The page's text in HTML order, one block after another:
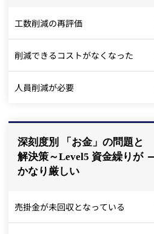
工数削減の再評価
削減できるコストがなくなった
人員削減が必要
深刻度別 「お金」の問題と
解決策～Level5 資金繰りが
かなり厳しい
売掛金が未回収となっている